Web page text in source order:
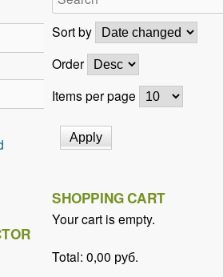
Sort by
Order
Items per page
SHOPPING CART
Your cart is empty.
Total: 0,00 руб.